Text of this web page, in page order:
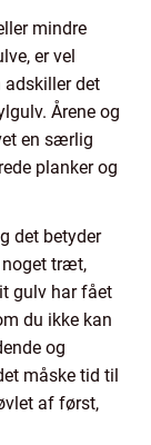
mindre
er vel
det
Årene og
en særlig
planker og
det betyder
noget træt,
gulv har fået
du ikke kan
og
måske tid til
af først,